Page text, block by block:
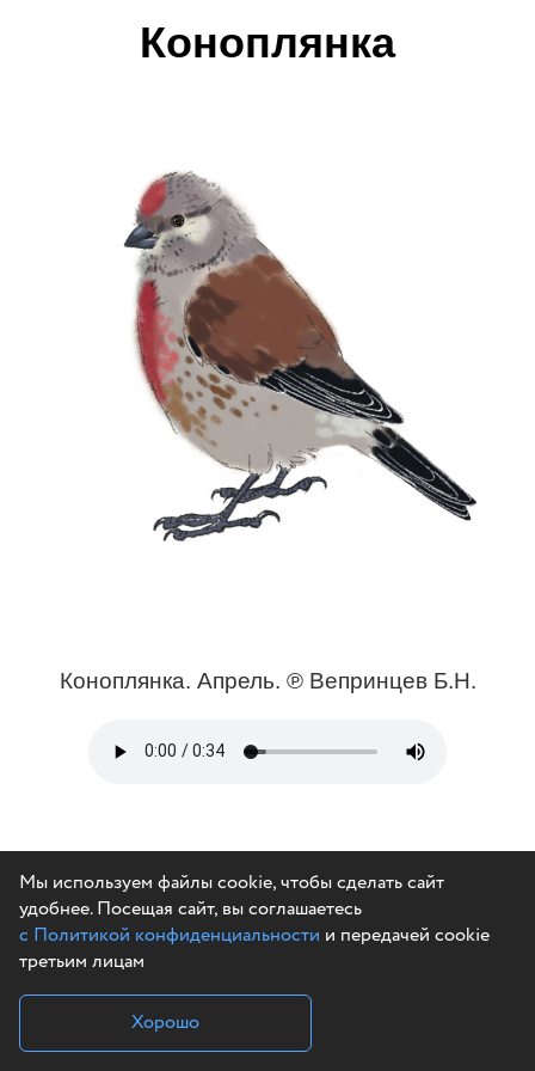
Коноплянка
Коноплянка. Апрель. ℗ Вепринцев Б.Н.
Мы используем файлы cookie, чтобы сделать сайт
удобнее. Посещая сайт, вы соглашаетесь
с Политикой конфиденциальности и передачей cookie
третьим лицам
Хорошо